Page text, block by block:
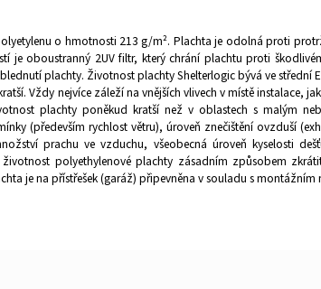
o hmotnosti 213 g/m². Plachta je odolná proti
je oboustranný 2UV filtr, který chrání plachtu proti
plachty. Životnost plachty Shelterlogic bývá ve střední
Vždy nejvíce záleží na vnějších vlivech v místě instalace,
plachty poněkud kratší než v oblastech s malým
(především rychlost větru), úroveň znečištění ovzduší
prachu ve vzduchu, všeobecná úroveň kyselosti
polyethylenové plachty zásadním způsobem
je na přístřešek (garáž) připevněna v souladu s montážním